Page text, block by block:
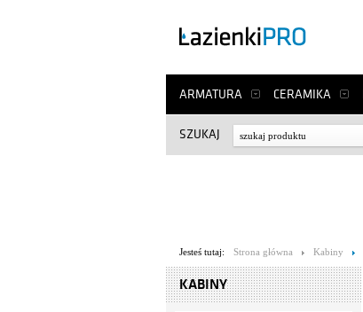
ARMATURA CERAMIKA
SZUKAJ
Jesteś tutaj: Strona główna Kabiny
KABINY